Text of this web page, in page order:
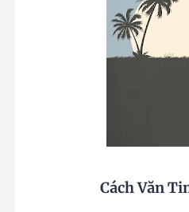
Cách Văn